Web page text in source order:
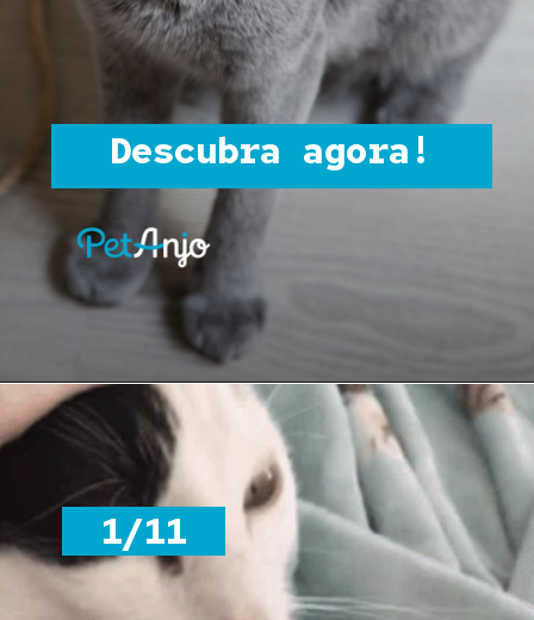
Descubra agora!
1/11